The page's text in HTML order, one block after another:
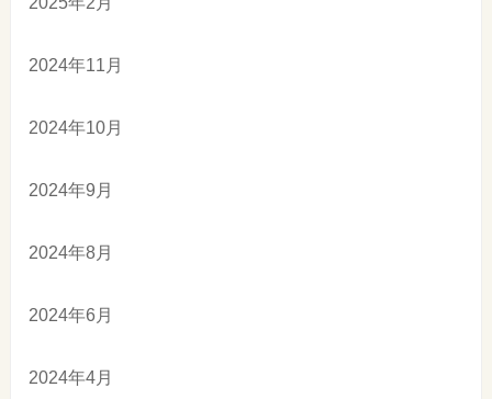
2024年11月
2024年10月
2024年9月
2024年8月
2024年6月
2024年4月